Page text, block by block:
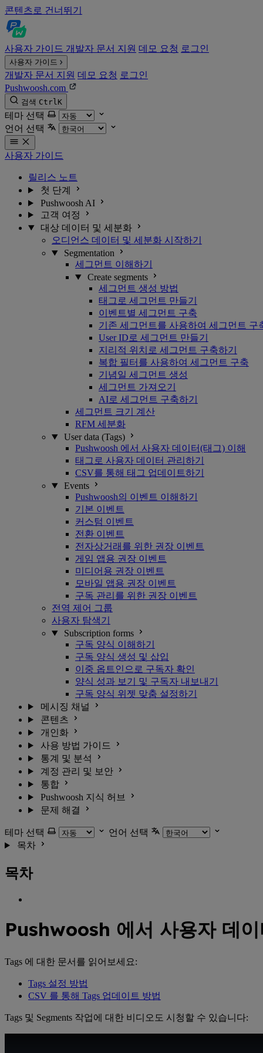
콘텐츠로 건너뛰기
사용자 가이드 개발자 문서 지원 데모 요청 로그인
사용자 가이드
개발자 문서 지원 데모 요청 로그인
Pushwoosh.com
검색 CtrlK
테마 선택
언어 선택
사용자 가이드
릴리스 노트
첫 단계
Pushwoosh AI
고객 여정
대상 데이터 및 세분화
오디언스 데이터 및 세분화 시작하기
Segmentation
세그먼트 이해하기
Create segments
세그먼트 생성 방법
태그로 세그먼트 만들기
이벤트별 세그먼트 구축
기존 세그먼트를 사용하여 세그먼트 구
User ID로 세그먼트 만들기
지리적 위치로 세그먼트 구축하기
복합 필터를 사용하여 세그먼트 구축
기념일 세그먼트 생성
세그먼트 가져오기
AI로 세그먼트 구축하기
세그먼트 크기 계산
RFM 세분화
User data (Tags)
Pushwoosh 에서 사용자 데이터(태그) 이해
태그로 사용자 데이터 관리하기
CSV를 통해 태그 업데이트하기
Events
Pushwoosh의 이벤트 이해하기
기본 이벤트
커스텀 이벤트
전환 이벤트
전자상거래를 위한 권장 이벤트
게임 앱용 권장 이벤트
미디어용 권장 이벤트
모바일 앱용 권장 이벤트
구독 관리를 위한 권장 이벤트
전역 제어 그룹
사용자 탐색기
Subscription forms
구독 양식 이해하기
구독 양식 생성 및 삽입
이중 옵트인으로 구독자 확인
양식 성과 보기 및 구독자 내보내기
구독 양식 위젯 맞춤 설정하기
메시징 채널
콘텐츠
개인화
사용 방법 가이드
통계 및 분석
계정 관리 및 보안
통합
Pushwoosh 지식 허브
문제 해결
테마 선택
언어 선택
목차
목차
Pushwoosh 에서 사용자 데
Tags 에 대한 문서를 읽어보세요:
Tags 설정 방법
CSV 를 통해 Tags 업데이트 방법
Tags 및 Segments 작업에 대한 비디오도 시청할 수 있습니다: